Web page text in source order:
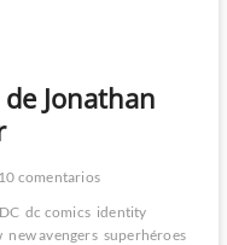
Jonathan
comentarios
DC dc comics identity
new avengers superhéroes